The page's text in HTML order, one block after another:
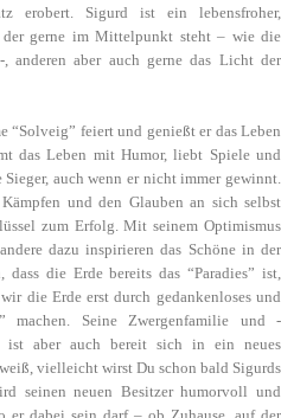
erobert. Sigurd ist ein lebensfroher,
der gerne im Mittelpunkt steht – wie die
anderen aber auch gerne das Licht der
“Solveig” feiert und genießt er das Leben
das Leben mit Humor, liebt Spiele und
auch wenn er nicht immer gewinnt.
und den Glauben an sich selbst
zum Erfolg. Mit seinem Optimismus
dazu inspirieren das Schöne in der
die Erde bereits das “Paradies” ist,
die Erde erst durch gedankenloses und
machen. Seine Zwergenfamilie und -
ist aber auch bereit sich in ein neues
vielleicht wirst Du schon bald Sigurds
seinen neuen Besitzer humorvoll und